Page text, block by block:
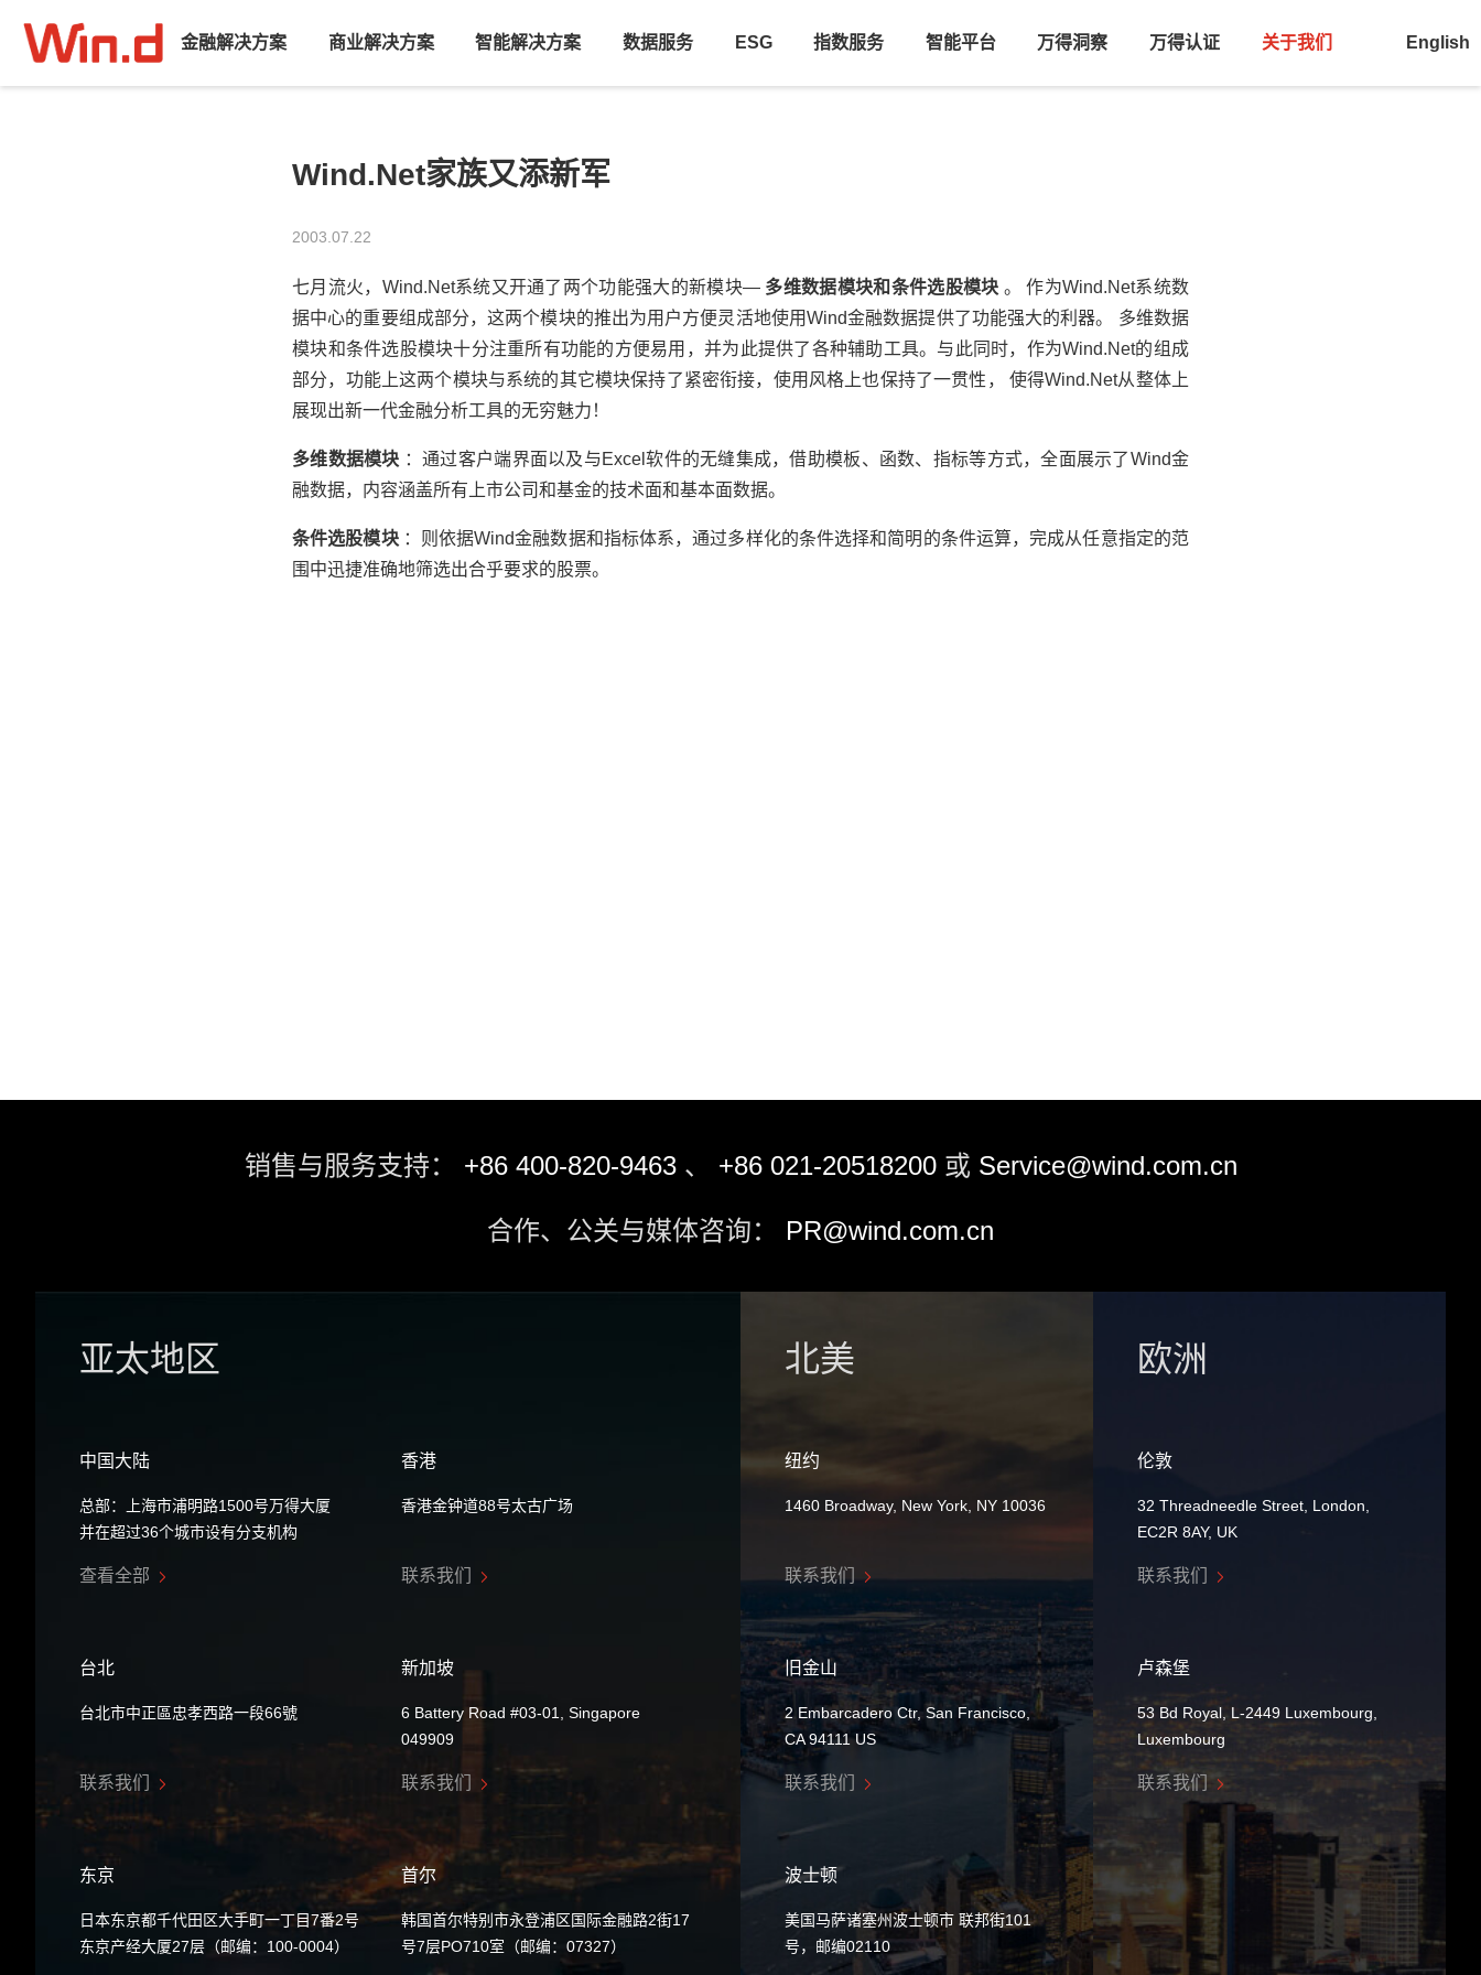
金融解决方案 商业解决方案 智能解决方案 数据服务 ESG 指数服务 智能平台 万得洞察 万得认证 关于我们 English
Wind.Net家族又添新军
2003.07.22
七月流火，Wind.Net系统又开通了两个功能强大的新模块— 多维数据模块和条件选股模块 。 作为Wind.Net系统数
据中心的重要组成部分，这两个模块的推出为用户方便灵活地使用Wind金融数据提供了功能强大的利器。 多维数据
模块和条件选股模块十分注重所有功能的方便易用，并为此提供了各种辅助工具。与此同时，作为Wind.Net的组成
部分，功能上这两个模块与系统的其它模块保持了紧密衔接，使用风格上也保持了一贯性， 使得Wind.Net从整体上
展现出新一代金融分析工具的无穷魅力！
多维数据模块 ：通过客户端界面以及与Excel软件的无缝集成，借助模板、函数、指标等方式，全面展示了Wind金
融数据，内容涵盖所有上市公司和基金的技术面和基本面数据。
条件选股模块 ：则依据Wind金融数据和指标体系，通过多样化的条件选择和简明的条件运算，完成从任意指定的范
围中迅捷准确地筛选出合乎要求的股票。
销售与服务支持： +86 400-820-9463 、 +86 021-20518200 或 Service@wind.com.cn
合作、公关与媒体咨询： PR@wind.com.cn
亚太地区
中国大陆
总部：上海市浦明路1500号万得大厦
并在超过36个城市设有分支机构
查看全部
香港
香港金钟道88号太古广场
联系我们
台北
台北市中正區忠孝西路一段66號
联系我们
新加坡
6 Battery Road #03-01, Singapore
049909
联系我们
东京
日本东京都千代田区大手町一丁目7番2号
东京产经大厦27层（邮编：100-0004）
首尔
韩国首尔特别市永登浦区国际金融路2街17
号7层PO710室（邮编：07327）
北美
纽约
1460 Broadway, New York, NY 10036
联系我们
旧金山
2 Embarcadero Ctr, San Francisco,
CA 94111 US
联系我们
波士顿
美国马萨诸塞州波士顿市 联邦街101
号，邮编02110
欧洲
伦敦
32 Threadneedle Street, London,
EC2R 8AY, UK
联系我们
卢森堡
53 Bd Royal, L-2449 Luxembourg,
Luxembourg
联系我们